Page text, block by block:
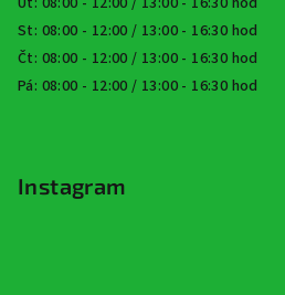
St: 08:00 - 12:00 / 13:00 - 16:30 hod
Čt: 08:00 - 12:00 / 13:00 - 16:30 hod
Pá: 08:00 - 12:00 / 13:00 - 16:30 hod
Instagram